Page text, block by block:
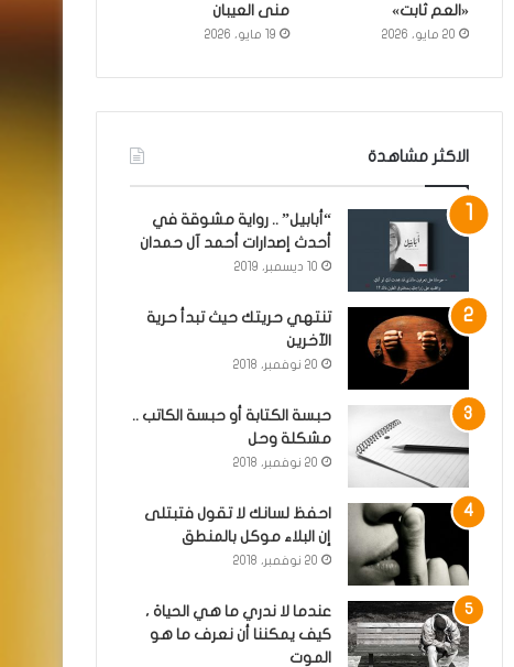
«العم ثابت»
20 مايو، 2026
منى العيبان
19 مايو، 2026
الاكثر مشاهدة
“أبابيل” .. رواية مشوقة في
أحدث إصدارات أحمد آل حمدان
10 ديسمبر، 2019
تنتهي حريتك حيث تبدأ حرية
الآخرين
20 نوفمبر، 2018
حبسة الكتابة أو حبسة الكاتب ..
مشكلة وحل
20 نوفمبر، 2018
احفظ لسانك لا تقول فتبتلى
إن البلاء موكل بالمنطق
20 نوفمبر، 2018
عندما لا ندري ما هي الحياة ،
كيف يمكننا أن نعرف ما هو
الموت